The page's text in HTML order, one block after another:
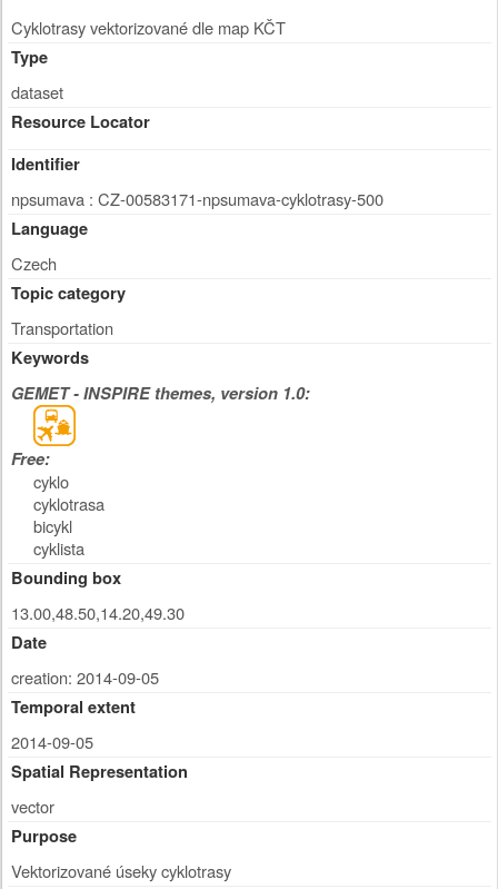
Cyklotrasy vektorizované dle map KČT
Type
dataset
Resource Locator
Identifier
npsumava : CZ-00583171-npsumava-cyklotrasy-500
Language
Czech
Topic category
Transportation
Keywords
GEMET - INSPIRE themes, version 1.0:
Free:
cyklo
cyklotrasa
bicykl
cyklista
Bounding box
13.00,48.50,14.20,49.30
Date
creation: 2014-09-05
Temporal extent
2014-09-05
Spatial Representation
vector
Purpose
Vektorizované úseky cyklotrasy